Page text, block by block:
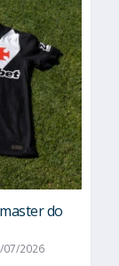
do
07/2026